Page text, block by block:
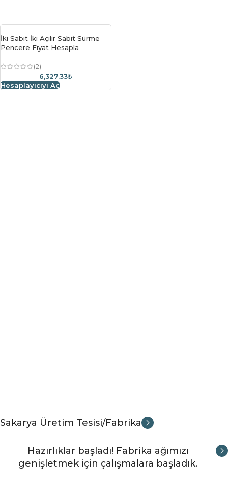
İki Sabit İki Açılır Sabit Sürme
Pencere Fiyat Hesapla
(2)
6,327.33₺
Hesaplayıcıyı Aç
Sakarya Üretim Tesisi/Fabrika
Hazırlıklar başladı! Fabrika ağımızı
genişletmek için çalışmalara başladık.